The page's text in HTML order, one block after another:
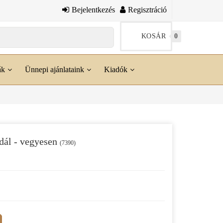
Bejelentkezés Regisztráció
KOSÁR 0
Ünnepi ajánlataink Kiadók
- vegyesen (7390)